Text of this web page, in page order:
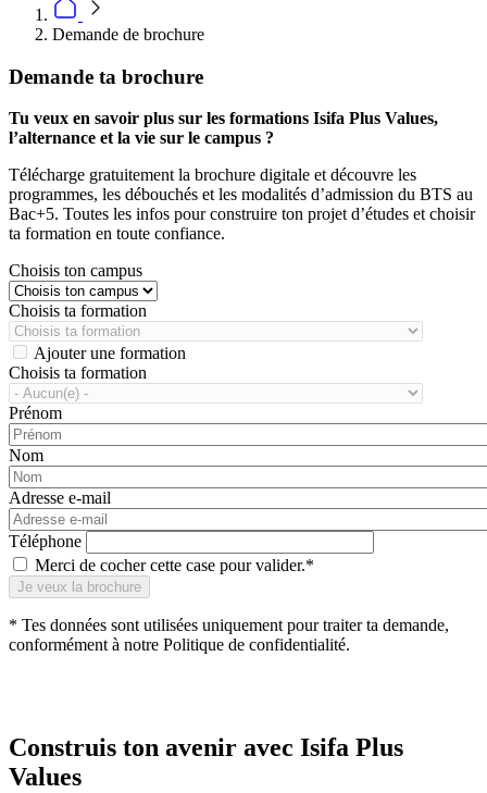
Demande de brochure
Demande ta brochure
Tu veux en savoir plus sur les formations Isifa Plus Values,
l’alternance et la vie sur le campus ?
Télécharge gratuitement la brochure digitale et découvre les
programmes, les débouchés et les modalités d’admission du BTS au
Bac+5. Toutes les infos pour construire ton projet d’études et choisir
ta formation en toute confiance.
Choisis ton campus
Choisis ta formation
Ajouter une formation
Choisis ta formation
Prénom
Nom
Adresse e-mail
Téléphone
Merci de cocher cette case pour valider.*
* Tes données sont utilisées uniquement pour traiter ta demande,
conformément à notre Politique de confidentialité.
Construis ton avenir avec Isifa Plus
Values